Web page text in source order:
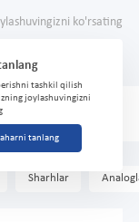
ko'rsating
tashkil qilish
joylashuvingizni
tanlang
0,1 g №10
Sharhlar